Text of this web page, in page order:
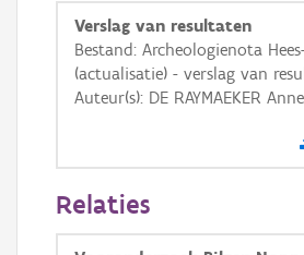
GRB-Basiskaart in
Verslag van resultaten
Bestand: Archeologienota
(actualisatie) - verslag van
Auteur(s): DE RAYMAEKER
Relaties